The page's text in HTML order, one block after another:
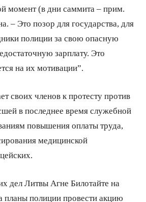
момент (в дни саммита – прим.
– Это позор для государства, для
полиции за свою опасную
зарплату. Это
на их мотивации”.
своих членов к протесту против
в последнее время служебной
повышения оплаты труда,
медицинской
дел Литвы Агне Билотайте на
планы полиции провести акцию